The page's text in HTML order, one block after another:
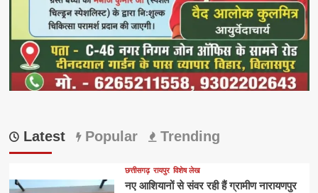
Latest Popular Trending
छत्तीसगढ़ रायपुर विशेष लेख
नए आशियानों से संवर रही हैं ग्रामीण नारायणपुर